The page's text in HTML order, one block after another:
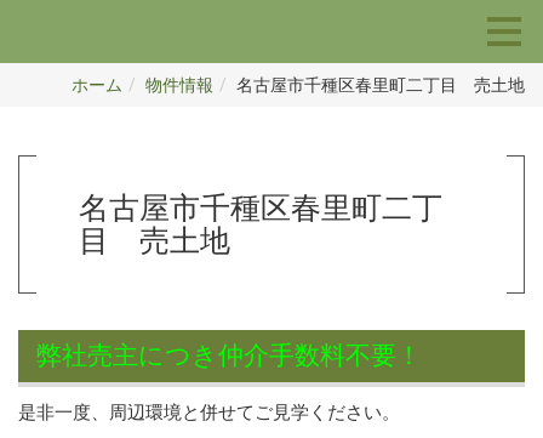
ホーム 物件情報 名古屋市千種区春里町二丁目 売土地
名古屋市千種区春里町二丁
目 売土地
弊社売主につき仲介手数料不要！
是非一度、周辺環境と併せてご見学ください。